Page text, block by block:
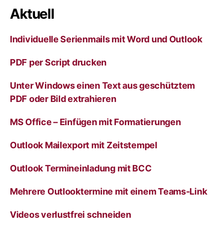
Aktuell
Individuelle Serienmails mit Word und Outlook
PDF per Script drucken
Unter Windows einen Text aus geschütztem
PDF oder Bild extrahieren
MS Office – Einfügen mit Formatierungen
Outlook Mailexport mit Zeitstempel
Outlook Termineinladung mit BCC
Mehrere Outlooktermine mit einem Teams-Link
Videos verlustfrei schneiden